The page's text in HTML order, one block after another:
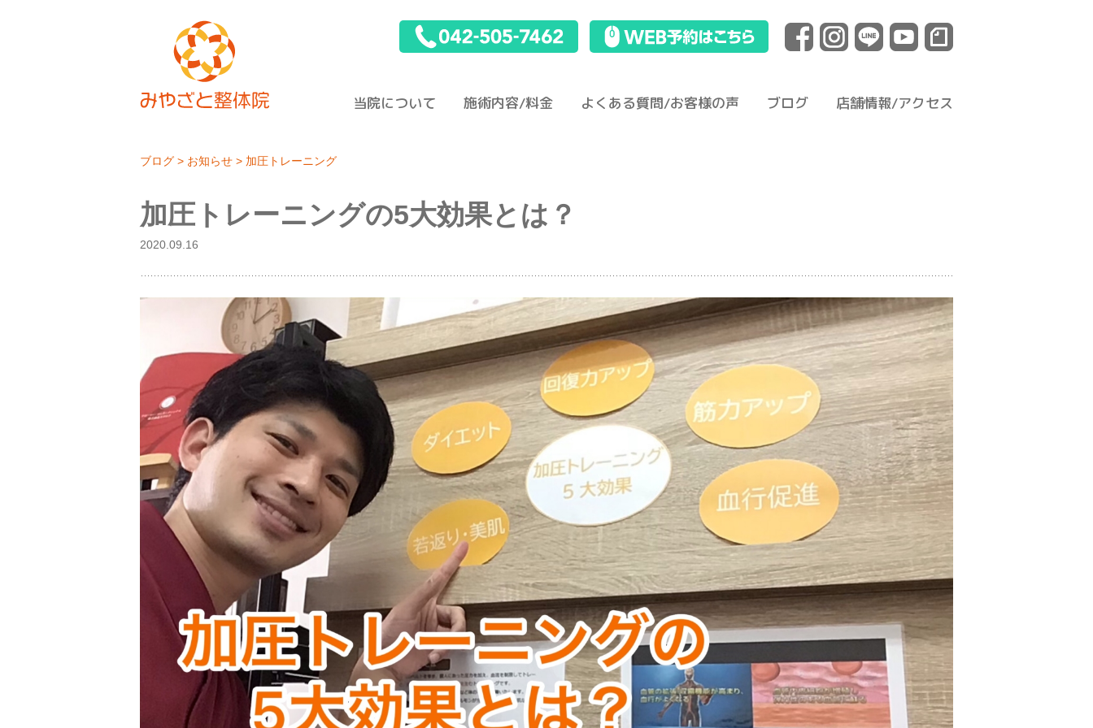
当院について 施術内容/料金 よくある質問/お客様の声 ブログ 店舗情報/アクセス
ブログ > お知らせ > 加圧トレーニング
加圧トレーニングの5大効果とは？
2020.09.16